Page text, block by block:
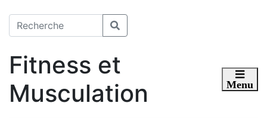
Fitness et
Musculation
Toggle
Menu